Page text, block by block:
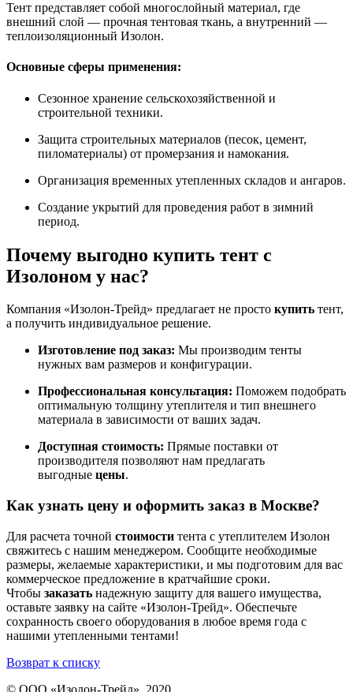
Тент представляет собой многослойный материал, где
внешний слой — прочная тентовая ткань, а внутренний —
теплоизоляционный Изолон.
Основные сферы применения:
Сезонное хранение сельскохозяйственной и
строительной техники.
Защита строительных материалов (песок, цемент,
пиломатериалы) от промерзания и намокания.
Организация временных утепленных складов и ангаров.
Создание укрытий для проведения работ в зимний
период.
Почему выгодно купить тент с
Изолоном у нас?
Компания «Изолон-Трейд» предлагает не просто купить тент,
а получить индивидуальное решение.
Изготовление под заказ: Мы производим тенты
нужных вам размеров и конфигурации.
Профессиональная консультация: Поможем подобрать
оптимальную толщину утеплителя и тип внешнего
материала в зависимости от ваших задач.
Доступная стоимость: Прямые поставки от
производителя позволяют нам предлагать
выгодные цены.
Как узнать цену и оформить заказ в Москве?
Для расчета точной стоимости тента с утеплителем Изолон
свяжитесь с нашим менеджером. Сообщите необходимые
размеры, желаемые характеристики, и мы подготовим для вас
коммерческое предложение в кратчайшие сроки.
Чтобы заказать надежную защиту для вашего имущества,
оставьте заявку на сайте «Изолон-Трейд». Обеспечьте
сохранность своего оборудования в любое время года с
нашими утепленными тентами!
Возврат к списку
© ООО «Изолон-Трейд», 2020